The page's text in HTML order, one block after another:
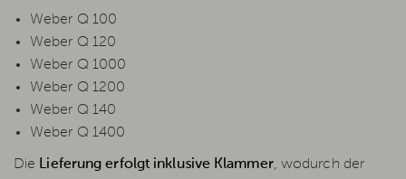
Weber Q 100
Weber Q 120
Weber Q 1000
Weber Q 1200
Weber Q 140
Weber Q 1400
Die Lieferung erfolgt inklusive Klammer, wodurch der